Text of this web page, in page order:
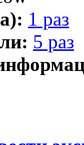
1 раз
5 раз